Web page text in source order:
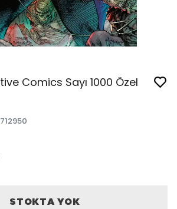
Comics Sayı 1000 Özel
STOKTA YOK